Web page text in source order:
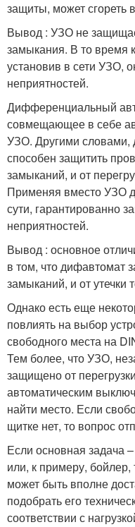
защиты, может сгореть
Вывод : УЗО не
замыкания. В то время
установив в сети УЗО,
неприятностей.
Дифференциальный
совмещающее в себе
УЗО. Другими
способен защитить
замыканий, и от
Применяя вместо УЗО
сути, гарантированно
неприятностей.
Вывод : основное
в том, что дифавтомат
замыканий, и от утечки
Однако есть еще
повлиять на выбор
свободного места на
Тем более, что УЗО,
защищено от
автоматическим
найти место. Если
щитке нет, то вопрос
Если основная задача
или, к примеру,
может быть вполне
подобрать его
соответствии с